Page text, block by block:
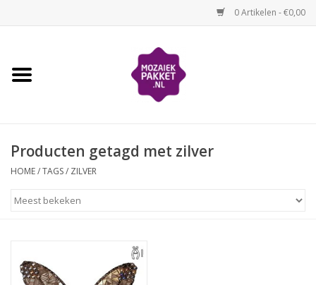
0 Artikelen - €0,00
Home
Volwassenen
Hoe mozaïeken?
Producten getagd met zilver
HOME/TAGS/ ZILVER